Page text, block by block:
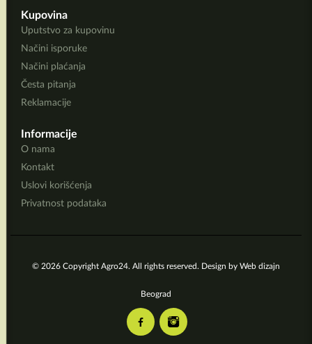
Kupovina
Uputstvo za kupovinu
Načini isporuke
Načini plaćanja
Česta pitanja
Reklamacije
Informacije
O nama
Kontakt
Uslovi korišćenja
Privatnost podataka
© 2026 Copyright Agro24. All rights reserved. Design by Web dizajn
Beograd